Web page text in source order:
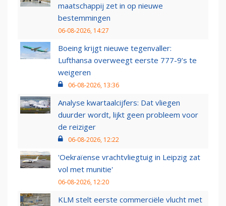
maatschappij zet in op nieuwe
bestemmingen
06-08-2026, 14:27
Boeing krijgt nieuwe tegenvaller:
Lufthansa overweegt eerste 777-9’s te
weigeren
06-08-2026, 13:36
Analyse kwartaalcijfers: Dat vliegen
duurder wordt, lijkt geen probleem voor
de reiziger
06-08-2026, 12:22
'Oekraïense vrachtvliegtuig in Leipzig zat
vol met munitie'
06-08-2026, 12:20
KLM stelt eerste commerciële vlucht met